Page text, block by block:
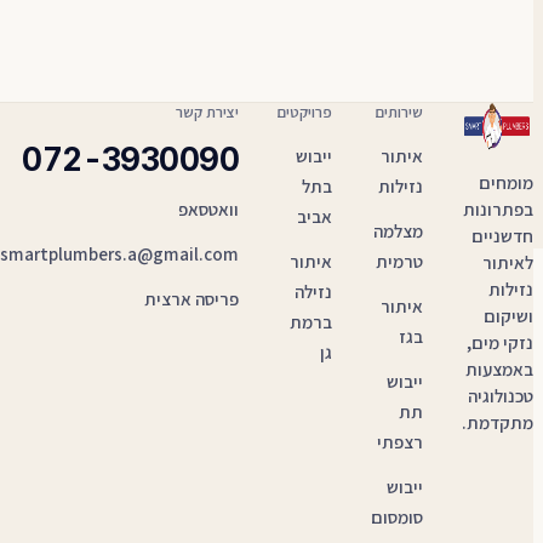
מומחים
בפתרונות
חדשניים
לאיתור
נזילות
ושיקום
נזקי מים,
באמצעות
טכנולוגיה
מתקדמת.
שירותים
איתור
נזילות
מצלמה
טרמית
איתור
בגז
ייבוש
תת
רצפתי
ייבוש
סומסום
פרויקטים
ייבוש
בתל
אביב
איתור
נזילה
ברמת
גן
יצירת קשר
072-3930090
וואטסאפ
smartplumbers.a@gmail.com
פריסה ארצית